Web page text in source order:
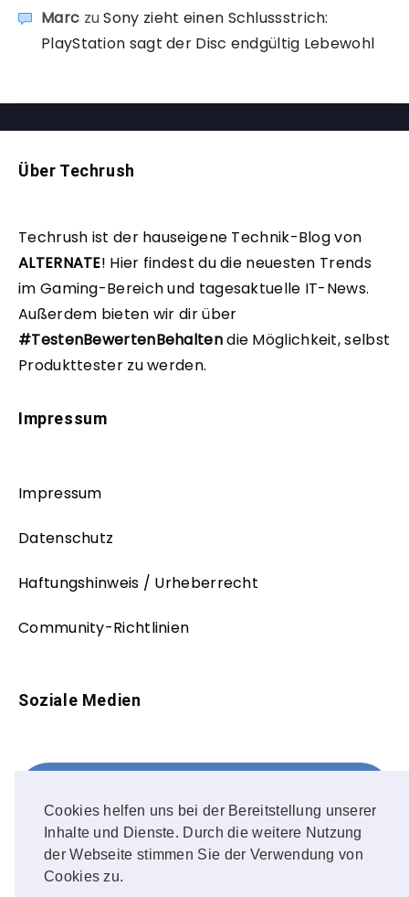
Cookies helfen uns bei der Bereitstellung unserer
Inhalte und Dienste. Durch die weitere Nutzung
der Webseite stimmen Sie der Verwendung von
Cookies zu.
Marc zuSony zieht einen Schlussstrich:
PlayStation sagt der Disc endgültig Lebewohl
Über Techrush
Techrush ist der hauseigene Technik-Blog von
ALTERNATE! Hier findest du die neuesten Trends
im Gaming-Bereich und tagesaktuelle IT-News.
Außerdem bieten wir dir über
#TestenBewertenBehaltendie Möglichkeit, selbst
Produkttester zu werden.
Impressum
Impressum
Datenschutz
Haftungshinweis / Urheberrecht
Community-Richtlinien
Soziale Medien
FOLLOW ME!
Instagram
OUR PHOTOS!